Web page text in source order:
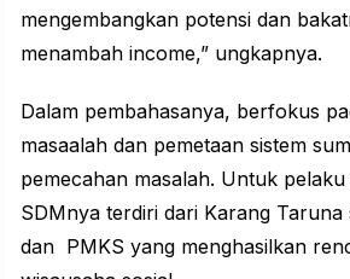
mengembangkan potensi dan
menambah income,” ungkapnya.
Dalam pembahasanya, berfokus
masaalah dan pemetaan sistem
pemecahan masalah. Untuk
SDMnya terdiri dari Karang Taruna
dan PMKS yang menghasilkan